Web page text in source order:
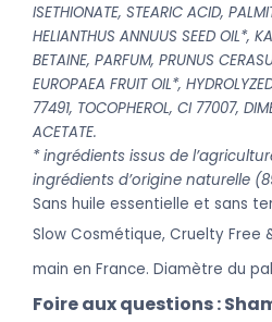
ISETHIONATE, STEARIC ACID,
HELIANTHUS ANNUUS SEED OIL*,
BETAINE, PARFUM, PRUNUS
EUROPAEA FRUIT OIL*,
77491, TOCOPHEROL, CI 77007,
ACETATE.
* ingrédients issus de
ingrédients d’origine naturelle
Sans huile essentielle et sans
Slow Cosmétique, Cruelty Free
main en France. Diamètre du
Foire aux questions :